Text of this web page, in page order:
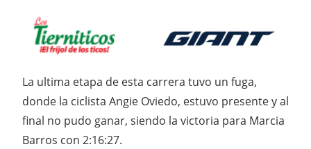
La ultima etapa de esta carrera tuvo un fuga,
donde la ciclista Angie Oviedo, estuvo presente y al
final no pudo ganar, siendo la victoria para Marcia
Barros con 2:16:27.